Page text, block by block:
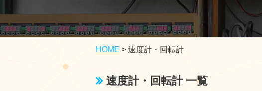
HOME > 速度計・回転計
速度計・回転計 一覧